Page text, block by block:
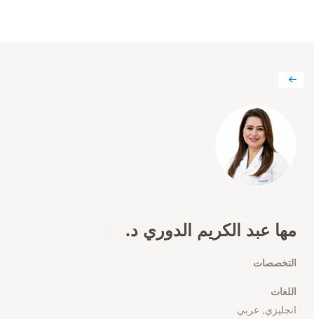
مها عبد الكريم الدوري د.
التخصصات
اللغات
انجليزي, عربي